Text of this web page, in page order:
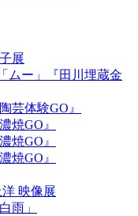
展
ムー」『田川埋蔵金
芸体験GO』
焼GO』
焼GO』
焼GO』
映像展
雨」